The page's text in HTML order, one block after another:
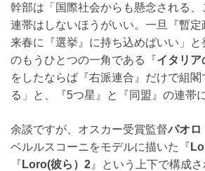
幹部は「国際社会からも懸念される
連帯はしないほうがいい。一旦『暫定
来春に『選挙』に持ち込めばいい」と
のもうひとつの一角である『イタリア
をしたならば『右派連合』だけで組
る」と、『5つ星』と『同盟』の連帯
余談ですが、オスカー受賞監督パオロ
ベルルスコーニをモデルに描いた『
『 Loro(彼ら）2 』という上下で構成